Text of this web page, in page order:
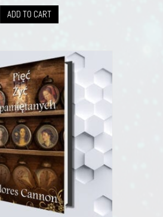
ADD TO CART